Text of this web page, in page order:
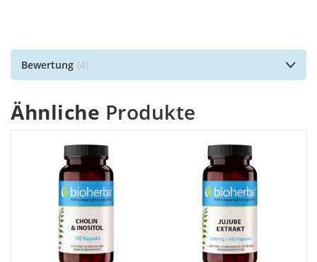
Bewertung 4
Ähnliche Produkte